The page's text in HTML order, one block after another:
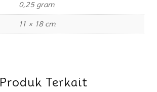
0,25 gram
11 × 18 cm
Produk Terkait